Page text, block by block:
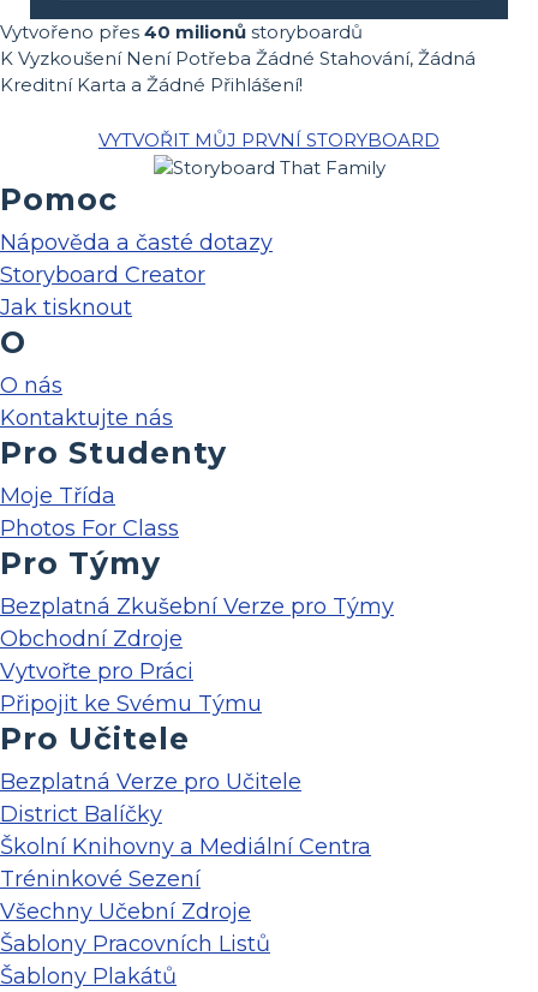
Vytvořeno přes 40 milionů storyboardů
K Vyzkoušení Není Potřeba Žádné Stahování, Žádná
Kreditní Karta a Žádné Přihlášení!
VYTVOŘIT MŮJ PRVNÍ STORYBOARD
Pomoc
Nápověda a časté dotazy
Storyboard Creator
Jak tisknout
O
O nás
Kontaktujte nás
Pro Studenty
Moje Třída
Photos For Class
Pro Týmy
Bezplatná Zkušební Verze pro Týmy
Obchodní Zdroje
Vytvořte pro Práci
Připojit ke Svému Týmu
Pro Učitele
Bezplatná Verze pro Učitele
District Balíčky
Školní Knihovny a Mediální Centra
Tréninkové Sezení
Všechny Učební Zdroje
Šablony Pracovních Listů
Šablony Plakátů